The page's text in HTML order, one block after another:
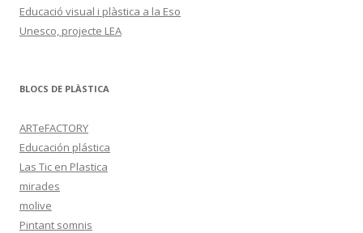
Educació visual i plàstica a la Eso
Unesco, projecte LEA
BLOCS DE PLÀSTICA
ARTeFACTORY
Educación plástica
Las Tic en Plastica
mirades
molive
Pintant somnis